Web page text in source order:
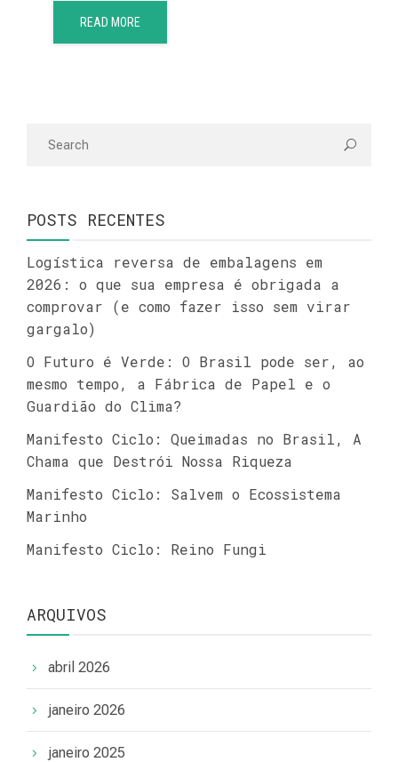
READ MORE
POSTS RECENTES
Logística reversa de embalagens em
2026: o que sua empresa é obrigada a
comprovar (e como fazer isso sem virar
gargalo)
O Futuro é Verde: O Brasil pode ser, ao
mesmo tempo, a Fábrica de Papel e o
Guardião do Clima?
Manifesto Ciclo: Queimadas no Brasil, A
Chama que Destrói Nossa Riqueza
Manifesto Ciclo: Salvem o Ecossistema
Marinho
Manifesto Ciclo: Reino Fungi
ARQUIVOS
abril 2026
janeiro 2026
janeiro 2025